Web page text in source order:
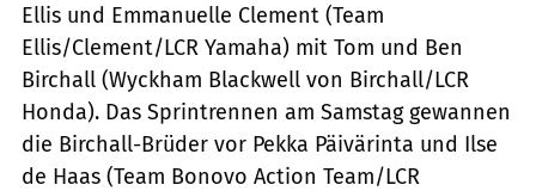
Ellis und Emmanuelle Clement (Team
Ellis/Clement/LCR Yamaha) mit Tom und Ben
Birchall (Wyckham Blackwell von Birchall/LCR
Honda). Das Sprintrennen am Samstag gewannen
die Birchall-Brüder vor Pekka Päivärinta und Ilse
de Haas (Team Bonovo Action Team/LCR